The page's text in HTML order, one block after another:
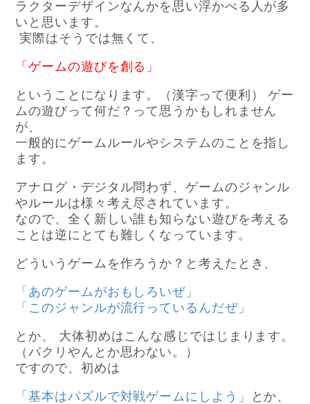
ラクターデザインなんかを思い浮かべる人が多
いと思います。
実際はそうでは無くて、
「ゲームの遊びを創る」
ということになります。（漢字って便利） ゲー
ムの遊びって何だ？って思うかもしれません
が、
一般的にゲームルールやシステムのことを指し
ます。
アナログ・デジタル問わず、ゲームのジャンル
やルールは様々考え尽されています。
なので、全く新しい誰も知らない遊びを考える
ことは逆にとても難しくなっています。
どういうゲームを作ろうか？と考えたとき、
「あのゲームがおもしろいぜ」
「このジャンルが流行っているんだぜ」
とか、 大体初めはこんな感じではじまります。
（パクリやんとか思わない。）
ですので、初めは
「基本はパズルで対戦ゲームにしよう」
とか、